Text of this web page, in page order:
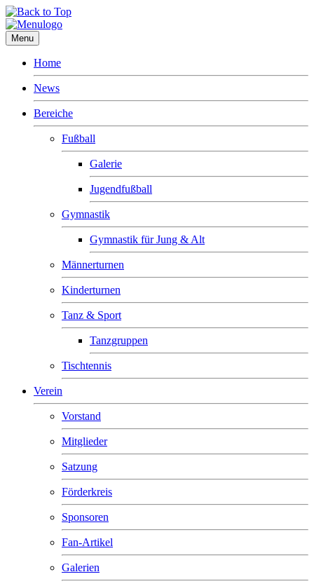
Menu
Home
News
Bereiche
Fußball
Galerie
Jugendfußball
Gymnastik
Gymnastik für Jung & Alt
Männerturnen
Kinderturnen
Tanz & Sport
Tanzgruppen
Tischtennis
Verein
Vorstand
Mitglieder
Satzung
Förderkreis
Sponsoren
Fan-Artikel
Galerien